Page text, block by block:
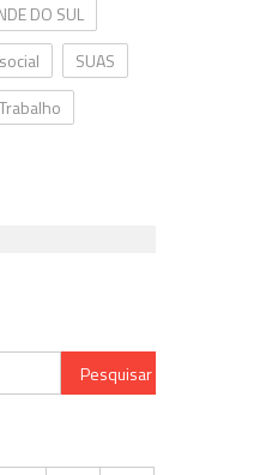
DO SUL
SUAS
Trabalho
Pesquisar
por: